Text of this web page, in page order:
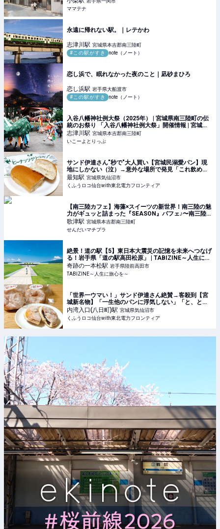
ママテナ
永遠に帰れない駅。｜レテかわ
志津川駅 宮城県本吉郡南三陸町
#この駅がすき
note（ノート）
恋し浜で、眠れなかった夜のこと｜凪砂まひろ
恋し浜駅 岩手県大船渡市
#この駅がすき
note（ノート）
入谷八幡神社例大祭（2025年） | 宮城県南三陸町の伝
統のお祭り 「入谷八幡神社例大祭」開催情報 | 宮城県
本吉郡南三陸町 | いこーよとりっぷ
志津川駅 宮城県本吉郡南三陸町
いこーよとりっぷ
サンド伊達さん"秒で"大人買い【宮城民溺愛パン】現
地にしかない（泣）→意外な場所で発見「これ飲める
♡」神アレンジ＆5種食べ比べ | くふうロコ仙台with東
北電力フロンティア
最知駅 宮城県気仙沼市
くふうロコ仙台with東北電力フロンティア
【南三陸カフェ】海藻×スイーツの新世界！南三陸の魅
力がギュッと詰まった『SEASON』パフェ♪〜南三陸町
歌津〜 - せんだいマチプラ
歌津駅 宮城県本吉郡南三陸町
せんだいマチプラ
絶景！道の駅【5】東日本大震災の記憶を未来へつなげ
る！岩手県「道の駅高田松原」 | TABIZINE～人生に旅
心を～
奇跡の一本松駅 岩手県陸前高田市
TABIZINE～人生に旅心を～
「世界一ウマい！」サンド伊達さん絶賛→客殺到【宮
城新名物】「一生他のパンに浮気しない」「と、とろ
ける♡」大大大大大正解！ | くふうロコ仙台with東北電
力フロンティア
内湾入口(八日町)駅 宮城県気仙沼市
くふうロコ仙台with東北電力フロンティア